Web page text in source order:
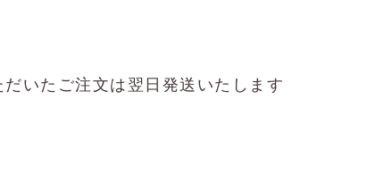
いたご注文は翌日発送いたします